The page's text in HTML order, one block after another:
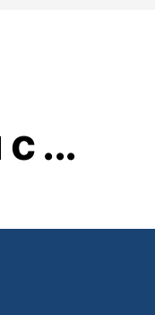
...